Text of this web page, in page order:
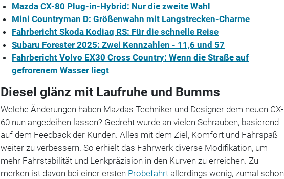
Mazda CX-80 Plug-in-Hybrid: Nur die zweite Wahl
Mini Countryman D: Größenwahn mit Langstrecken-Charme
Fahrbericht Skoda Kodiaq RS: Für die schnelle Reise
Subaru Forester 2025: Zwei Kennzahlen - 11,6 und 57
Fahrbericht Volvo EX30 Cross Country: Wenn die Straße auf
gefrorenem Wasser liegt
Diesel glänz mit Laufruhe und Bumms
Welche Änderungen haben Mazdas Techniker und Designer dem neuen CX-
60 nun angedeihen lassen? Gedreht wurde an vielen Schrauben, basierend
auf dem Feedback der Kunden. Alles mit dem Ziel, Komfort und Fahrspaß
weiter zu verbessern. So erhielt das Fahrwerk diverse Modifikation, um
mehr Fahrstabilität und Lenkpräzision in den Kurven zu erreichen. Zu
merken ist davon bei einer ersten Probefahrt allerdings wenig, zumal schon